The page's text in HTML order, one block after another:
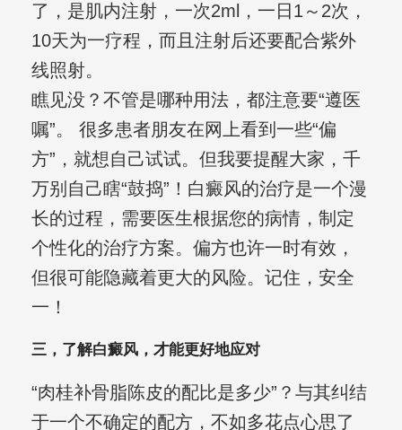
了，是肌内注射，一次2ml，一日1～2次，
10天为一疗程，而且注射后还要配合紫外
线照射。
瞧见没？不管是哪种用法，都注意要“遵医
嘱”。 很多患者朋友在网上看到一些“偏
方”，就想自己试试。但我要提醒大家，千
万别自己瞎“鼓捣”！白癜风的治疗是一个漫
长的过程，需要医生根据您的病情，制定
个性化的治疗方案。偏方也许一时有效，
但很可能隐藏着更大的风险。记住，安全
一！
三，了解白癜风，才能更好地应对
“肉桂补骨脂陈皮的配比是多少”？与其纠结
于一个不确定的配方，不如多花点心思了